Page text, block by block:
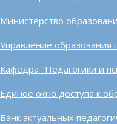
Министерство
Управление образования
Кафедра "Педагогики и
Единое окно доступа к
Банк актуальных